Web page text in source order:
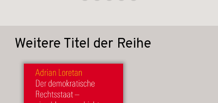
Weitere Titel der Reihe